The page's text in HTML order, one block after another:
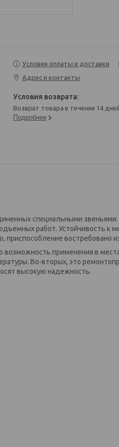
Условия оплаты и доставки
Адрес и контакты
возврат товара в течение 14 дней
Подробнее
специальными
работ. Устойчивость к
востребовано
применения в
Во-вторых, это
высокую надежность.